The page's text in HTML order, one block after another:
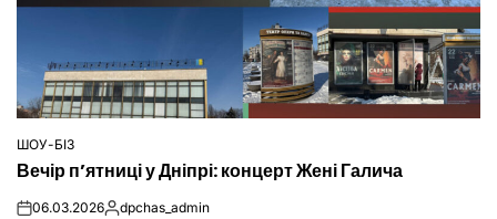
ОПУБЛІКУВАТИ
У
ШОУ-БІЗ
Вечір п’ятниці у Дніпрі: концерт Жені Галича
on06.03.2026Опубліковано
dpchas_admin